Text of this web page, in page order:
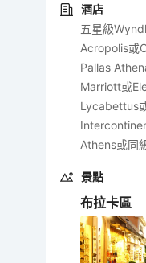
酒店
五星級
Acropolis或
Pallas
Marriott或
Lycabettus
Athens或同
景點
布拉卡區